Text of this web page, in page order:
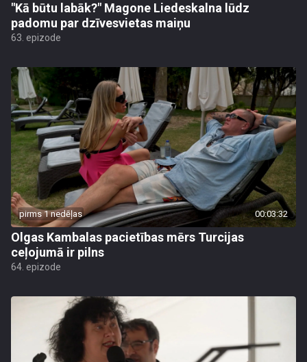
"Kā būtu labāk?" Magone Liedeskalna lūdz
padomu par dzīvesvietas maiņu
63. epizode
pirms 1 nedēļas 00:03:32
Olgas Kambalas pacietības mērs Turcijas
ceļojumā ir pilns
64. epizode